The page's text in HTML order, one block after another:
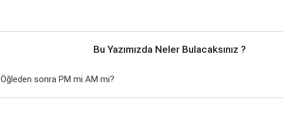
Bu Yazımızda Neler Bulacaksınız ?
Öğleden sonra PM mi AM mi?